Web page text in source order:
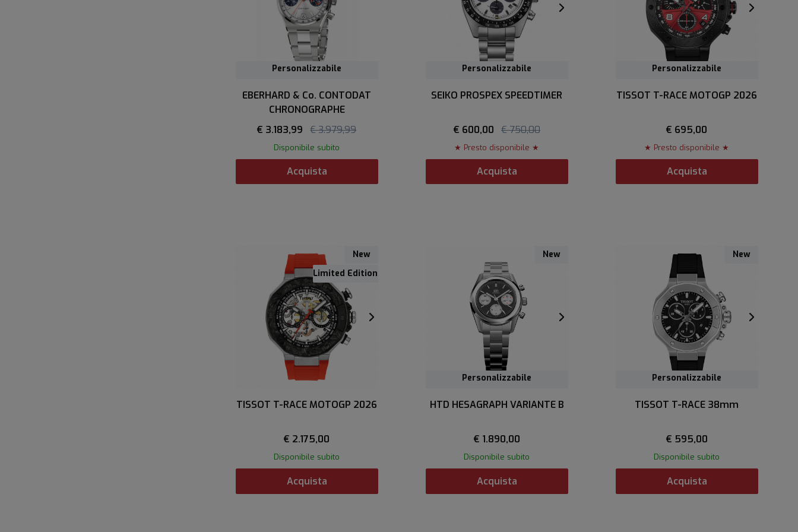
Personalizzabile
EBERHARD & Co. CONTODAT
CHRONOGRAPHE
€ 3.183,99
€ 3.979,99
Disponibile subito
Acquista
Personalizzabile
SEIKO PROSPEX SPEEDTIMER
€ 600,00 € 750,00
★ Presto disponibile ★
Acquista
Personalizzabile
TISSOT T-RACE MOTOGP 2026
€ 695,00
★ Presto disponibile ★
Acquista
New
Limited Edition
TISSOT T-RACE MOTOGP 2026
€ 2.175,00
Disponibile subito
Acquista
Personalizzabile
Personalizzabile
New
HTD HESAGRAPH VARIANTE B
€ 1.890,00
Disponibile subito
Acquista
Personalizzabile
New
TISSOT T-RACE 38mm
€ 595,00
Disponibile subito
Acquista